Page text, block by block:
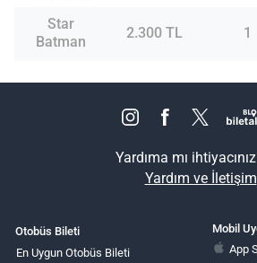
Star
Batman
2.300 TL 1
Yardıma mı
Yardım ve İletişim
Otobüs Bileti
En Uygun Otobüs Bileti
Mobil
App